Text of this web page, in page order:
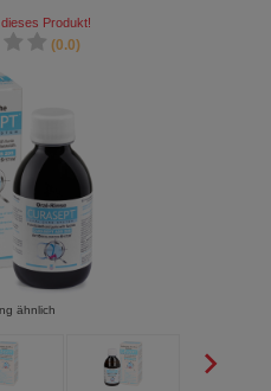
Produkt!
(0.0)
ähnlich